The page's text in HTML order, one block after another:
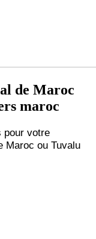
de Maroc
maroc
pour votre
Maroc ou Tuvalu